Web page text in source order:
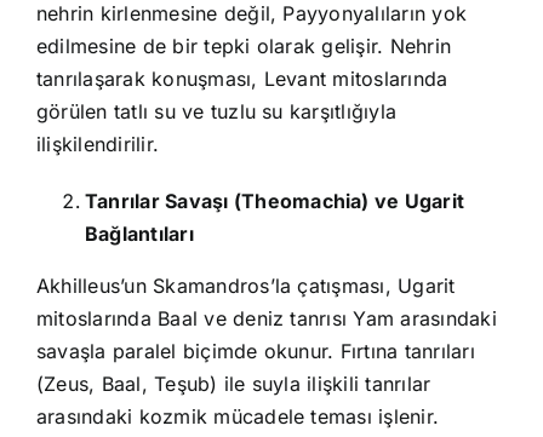
nehrin kirlenmesine değil, Payyonyalıların yok
edilmesine de bir tepki olarak gelişir. Nehrin
tanrılaşarak konuşması, Levant mitoslarında
görülen tatlı su ve tuzlu su karşıtlığıyla
ilişkilendirilir.
Tanrılar Savaşı (Theomachia) ve Ugarit
Bağlantıları
Akhilleus’un Skamandros’la çatışması, Ugarit
mitoslarında Baal ve deniz tanrısı Yam arasındaki
savaşla paralel biçimde okunur. Fırtına tanrıları
(Zeus, Baal, Teşub) ile suyla ilişkili tanrılar
arasındaki kozmik mücadele teması işlenir.